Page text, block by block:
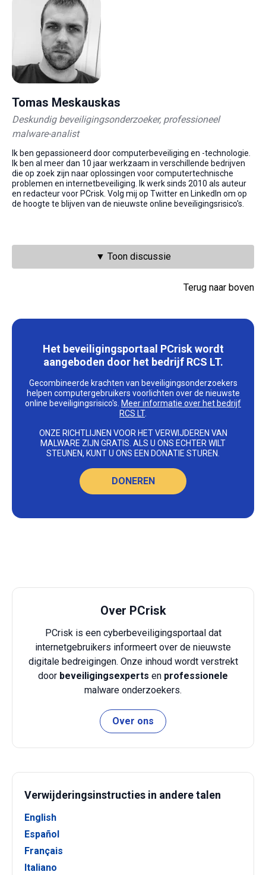
Tomas Meskauskas
Deskundig beveiligingsonderzoeker, professioneel
malware-analist
Ik ben gepassioneerd door computerbeveiliging en -technologie.
Ik ben al meer dan 10 jaar werkzaam in verschillende bedrijven
die op zoek zijn naar oplossingen voor computertechnische
problemen en internetbeveiliging. Ik werk sinds 2010 als auteur
en redacteur voor PCrisk. Volg mij op Twitter en LinkedIn om op
de hoogte te blijven van de nieuwste online beveiligingsrisico's.
▼ Toon discussie
Terug naar boven
Het beveiligingsportaal PCrisk wordt
aangeboden door het bedrijf RCS LT.
Gecombineerde krachten van beveiligingsonderzoekers
helpen computergebruikers voorlichten over de nieuwste
online beveiligingsrisico's. Meer informatie over het bedrijf
RCS LT.
ONZE RICHTLIJNEN VOOR HET VERWIJDEREN VAN
MALWARE ZIJN GRATIS. ALS U ONS ECHTER WILT
STEUNEN, KUNT U ONS EEN DONATIE STUREN.
DONEREN
Over PCrisk
PCrisk is een cyberbeveiligingsportaal dat
internetgebruikers informeert over de nieuwste
digitale bedreigingen. Onze inhoud wordt verstrekt
door beveiligingsexperts en professionele
malware onderzoekers.
Over ons
Verwijderingsinstructies in andere talen
English
Español
Français
Italiano